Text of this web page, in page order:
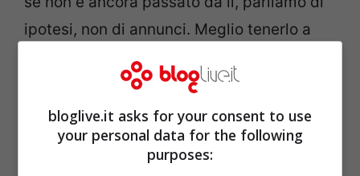
ipotesi, non di annunci. Meglio tenerlo a
mente per non confondere entusiasmo e
bloglive.it asks for your consent to use
your personal data for the following
purposes: